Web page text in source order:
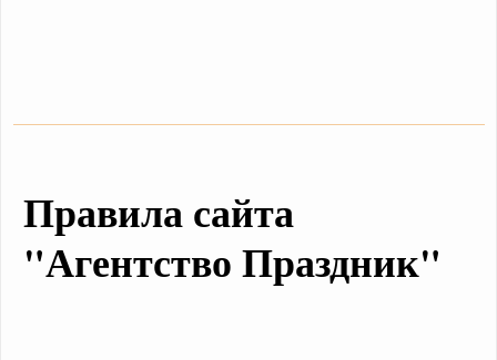
Правила сайта
"Агентство Праздник"